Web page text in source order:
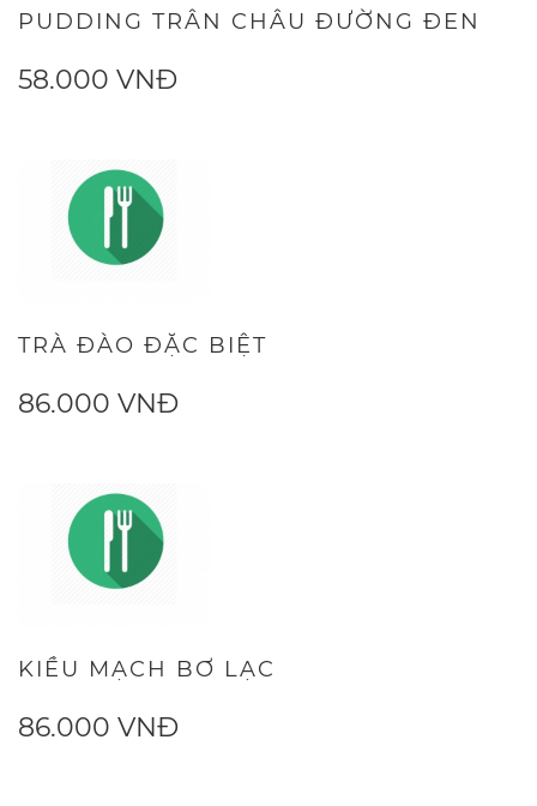
PUDDING TRÂN CHÂU ĐƯỜNG ĐEN
58.000 VNĐ
TRÀ ĐÀO ĐẶC BIỆT
86.000 VNĐ
KIỀU MẠCH BƠ LẠC
86.000 VNĐ